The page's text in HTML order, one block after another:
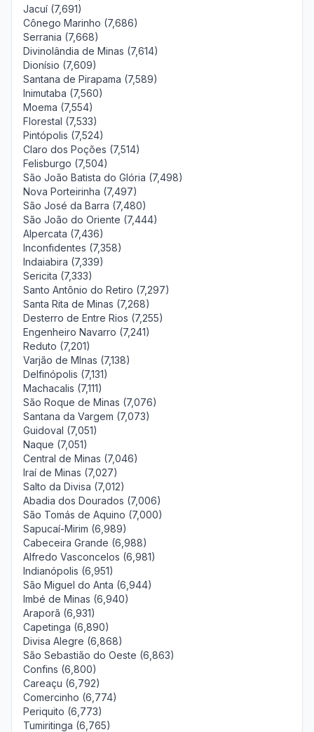
Jacuí (7,691)
Cônego Marinho (7,686)
Serrania (7,668)
Divinolândia de Minas (7,614)
Dionísio (7,609)
Santana de Pirapama (7,589)
Inimutaba (7,560)
Moema (7,554)
Florestal (7,533)
Pintópolis (7,524)
Claro dos Poções (7,514)
Felisburgo (7,504)
São João Batista do Glória (7,498)
Nova Porteirinha (7,497)
São José da Barra (7,480)
São João do Oriente (7,444)
Alpercata (7,436)
Inconfidentes (7,358)
Indaiabira (7,339)
Sericita (7,333)
Santo Antônio do Retiro (7,297)
Santa Rita de Minas (7,268)
Desterro de Entre Rios (7,255)
Engenheiro Navarro (7,241)
Reduto (7,201)
Varjão de MInas (7,138)
Delfinópolis (7,131)
Machacalis (7,111)
São Roque de Minas (7,076)
Santana da Vargem (7,073)
Guidoval (7,051)
Naque (7,051)
Central de Minas (7,046)
Iraí de Minas (7,027)
Salto da Divisa (7,012)
Abadia dos Dourados (7,006)
São Tomás de Aquino (7,000)
Sapucaí-Mirim (6,989)
Cabeceira Grande (6,988)
Alfredo Vasconcelos (6,981)
Indianópolis (6,951)
São Miguel do Anta (6,944)
Imbé de Minas (6,940)
Araporã (6,931)
Capetinga (6,890)
Divisa Alegre (6,868)
São Sebastião do Oeste (6,863)
Confins (6,800)
Careaçu (6,792)
Comercinho (6,774)
Periquito (6,773)
Tumiritinga (6,765)